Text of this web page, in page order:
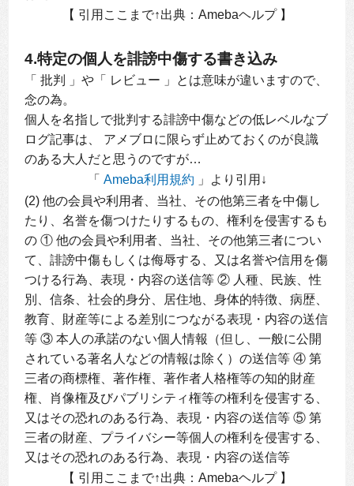
【 引用ここまで↑出典：Amebaヘルプ 】
4.特定の個人を誹謗中傷する書き込み
「 批判 」や「 レビュー 」とは意味が違いますので、
念の為。
個人を名指しで批判する誹謗中傷などの低レベルなブ
ログ記事は、 アメブロに限らず止めておくのが良識
のある大人だと思うのですが…
「 Ameba利用規約 」より引用↓
(2) 他の会員や利用者、当社、その他第三者を中傷し
たり、名誉を傷つけたりするもの、権利を侵害するも
の ① 他の会員や利用者、当社、その他第三者につい
て、誹謗中傷もしくは侮辱する、又は名誉や信用を傷
つける行為、表現・内容の送信等 ② 人種、民族、性
別、信条、社会的身分、居住地、身体的特徴、病歴、
教育、財産等による差別につながる表現・内容の送信
等 ③ 本人の承諾のない個人情報（但し、一般に公開
されている著名人などの情報は除く）の送信等 ④ 第
三者の商標権、著作権、著作者人格権等の知的財産
権、肖像権及びパブリシティ権等の権利を侵害する、
又はその恐れのある行為、表現・内容の送信等 ⑤ 第
三者の財産、プライバシー等個人の権利を侵害する、
又はその恐れのある行為、表現・内容の送信等
【 引用ここまで↑出典：Amebaヘルプ 】